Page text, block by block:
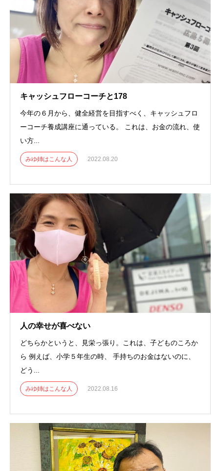
キャッシュフローコーチと178
今年の６月から、健全経営を目指すべく、キャッシュフロ
ーコーチ養成講座に通っている。 これは、お金の流れ、使
い方...
みゆ姉はこんな人 2022.08.20
人の幸せが喜べない
どちらかというと、見栄っ張り。これは、子どものころか
ら 例えば、小学５年生の時、 手持ちのお金はないのに、
どう...
みゆ姉はこんな人 2022.08.16